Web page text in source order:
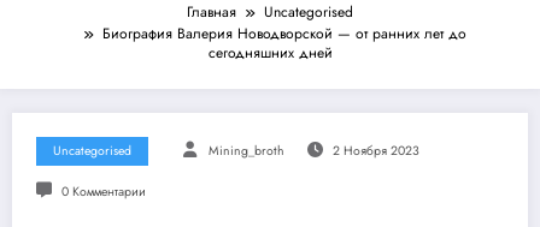
Главная
Uncategorised
Биография Валерия Новодворской — от ранних лет до
сегодняшних дней
Uncategorised Mining_broth 2 Ноября 2023
0 Комментарии